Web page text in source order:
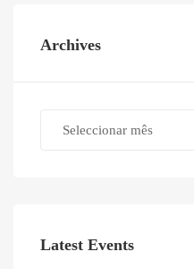
Archives
Latest Events